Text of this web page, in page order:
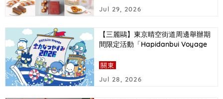
Jul 29, 2026
【三麗鷗】東京晴空街道周邊舉辦期
間限定活動「Hapidanbui Voyage
關東
Jul 28, 2026